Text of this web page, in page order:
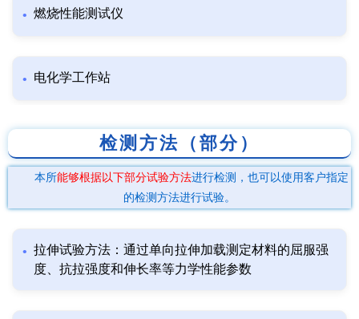
燃烧性能测试仪
电化学工作站
检测方法（部分）
本所能够根据以下部分试验方法进行检测，也可以使用客户指定
的检测方法进行试验。
拉伸试验方法：通过单向拉伸加载测定材料的屈服强
度、抗拉强度和伸长率等力学性能参数